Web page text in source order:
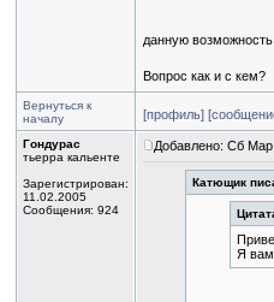
данную
Вопрос как и с кем?
Вернуться к
началу
[профиль]
Гондурас
тьерра кальенте
Зарегистрирован:
11.02.2005
Сообщения: 924
Добавлено: Сб
Катющик
Я вам